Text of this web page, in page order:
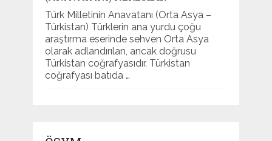
Türk Milletinin Anavatanı (Orta Asya –
Türkistan) Türklerin ana yurdu çoğu
araştırma eserinde sehven Orta Asya
olarak adlandırılan, ancak doğrusu
Türkistan coğrafyasıdır. Türkistan
coğrafyası batıda …